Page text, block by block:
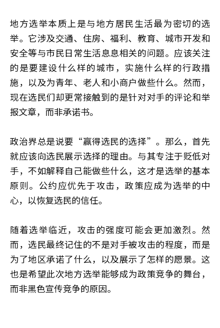
地方选举本质上是与地方居民生活最为密切的选
举。它涉及交通、住房、福利、教育、城市开发和
安全等与市民日常生活息息相关的问题。应该关注
的是要建设什么样的城市，实施什么样的行政措
施，以及为青年、老人和小商户做些什么。然而，
现在选民们却更常接触到的是针对对手的评论和举
报文章，而非承诺书。
政治界总是说要“赢得选民的选择”。那么，首先
就应该向选民展示选择的理由。与其专注于贬低对
手，不如解释自己能做些什么，这才是选举的基本
原则。公约应优先于攻击，政策应成为选举的中
心，以恢复选民的信任。
随着选举临近，攻击的强度可能会更加激烈。然
而，选民最终记住的不是对手被攻击的程度，而是
为了地区承诺了什么，以及展示了怎样的愿景。这
也是希望此次地方选举能够成为政策竞争的舞台，
而非黑色宣传竞争的原因。